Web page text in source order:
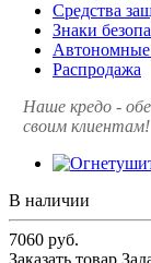
Средства
Знаки
Автономные
Распродажа
Наше кредо -
своим клиентам!
В наличии
7060 руб.
Заказать товар